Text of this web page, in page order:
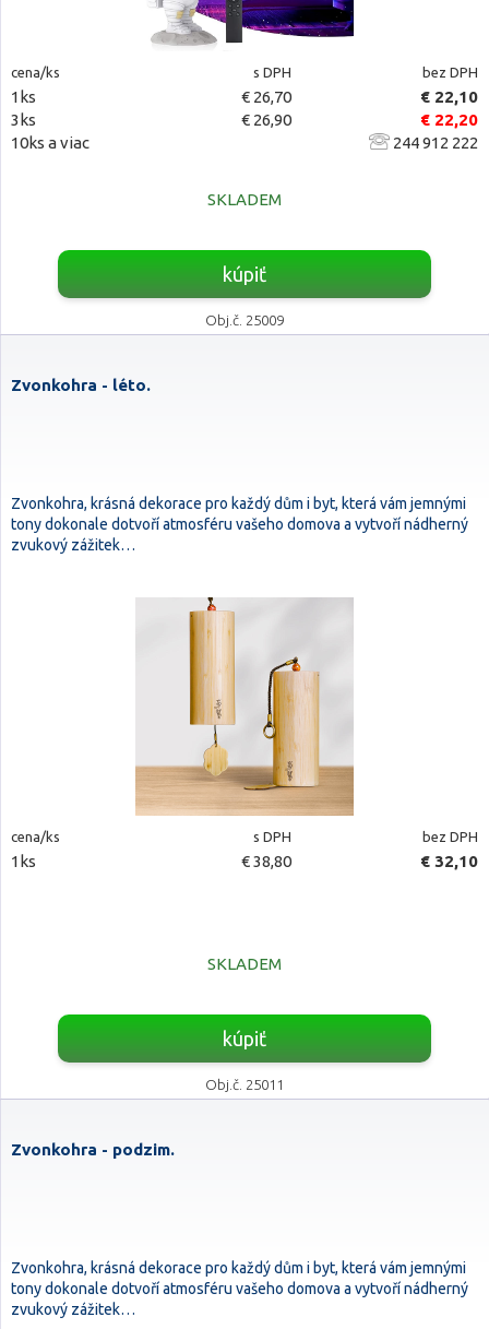
cena/ks s DPH bez DPH
1ks € 26,70
€ 22,10
3ks
€ 26,90
€ 22,20
10ks a viac
244 912 222
SKLADEM
kúpiť
Obj.č. 25009
Zvonkohra - léto.
Zvonkohra, krásná dekorace pro každý dům i byt, která vám jemnými
tony dokonale dotvoří atmosféru vašeho domova a vytvoří nádherný
zvukový zážitek…
cena/ks s DPH bez DPH
1ks € 38,80 € 32,10
SKLADEM
kúpiť
Obj.č. 25011
Zvonkohra - podzim.
Zvonkohra, krásná dekorace pro každý dům i byt, která vám jemnými
tony dokonale dotvoří atmosféru vašeho domova a vytvoří nádherný
zvukový zážitek…